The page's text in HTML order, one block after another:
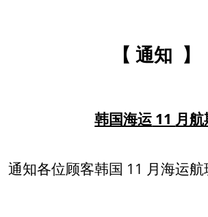
【 通知 】
韩国海运 11 月航
通知各位顾客韩国 11 月海运